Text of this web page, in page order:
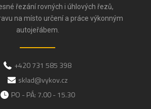
řezání rovných i úhlových řezů,
na místo určení a práce výkonným
autojeřábem.
+420 731 585 398
sklad@vykov.cz
PO - PÁ: 7.00 - 15.30